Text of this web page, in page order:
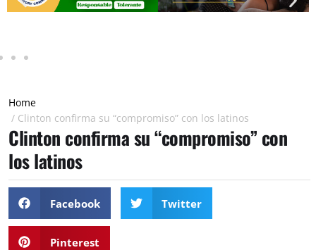
Home
/ Clinton confirma su “compromiso” con los latinos
Clinton confirma su “compromiso” con
los latinos
Facebook Twitter
Pinterest